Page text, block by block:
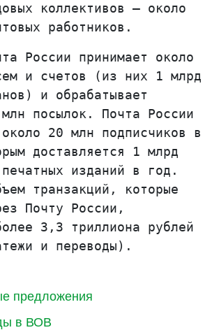
предложения
в ВОВ
коллективов – около
работников.
России принимает около
и счетов (из них 1 млрд
и обрабатывает
посылок. Почта России
20 млн подписчиков в
доставляется 1 млрд
изданий в год.
транзакций, которые
Почту России,
3,3 триллиона рублей
и переводы).